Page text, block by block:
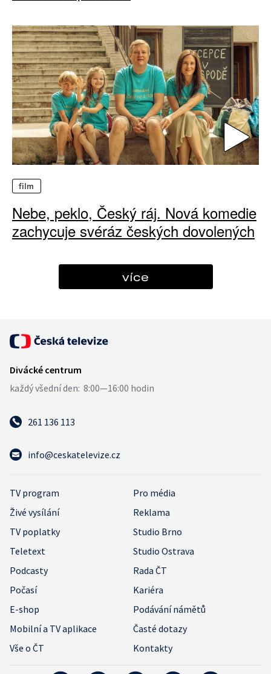
film
Nebe, peklo, Český ráj. Nová komedie
zachycuje svéráz českých dovolených
více
261 136 113
info@ceskatelevize.cz
TV program
Pro média
Živé vysílání
Reklama
TV poplatky
Studio Brno
Teletext
Studio Ostrava
Podcasty
Rada ČT
Počasí
Kariéra
E-shop
Podávání námětů
Mobilní a TV aplikace
Časté dotazy
Vše o ČT
Kontakty